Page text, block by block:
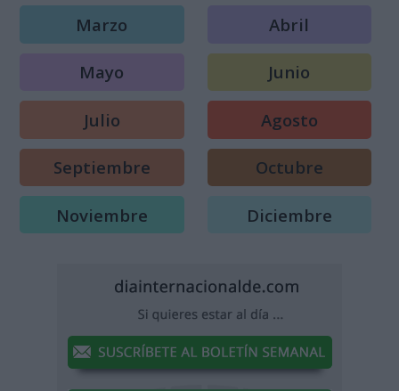
Marzo Abril
Mayo Junio
Julio Agosto
Septiembre Octubre
Noviembre Diciembre